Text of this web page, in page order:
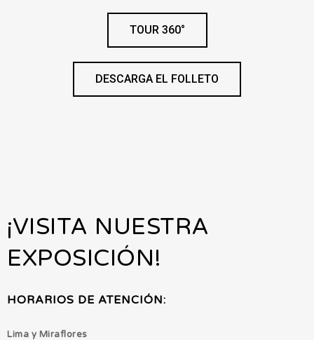
TOUR 360°
DESCARGA EL FOLLETO
¡VISITA NUESTRA
EXPOSICIÓN!
HORARIOS DE ATENCIÓN:
Lima y Miraflores